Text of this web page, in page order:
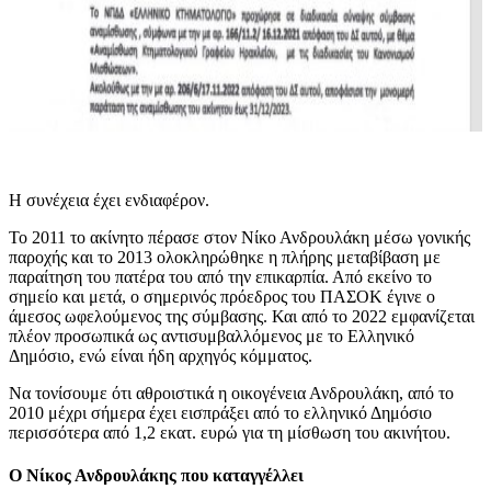
Η συνέχεια έχει ενδιαφέρον.
Το 2011 το ακίνητο πέρασε στον Νίκο Ανδρουλάκη μέσω γονικής
παροχής και το 2013 ολοκληρώθηκε η πλήρης μεταβίβαση με
παραίτηση του πατέρα του από την επικαρπία. Από εκείνο το
σημείο και μετά, ο σημερινός πρόεδρος του ΠΑΣΟΚ έγινε ο
άμεσος ωφελούμενος της σύμβασης. Και από το 2022 εμφανίζεται
πλέον προσωπικά ως αντισυμβαλλόμενος με το Ελληνικό
Δημόσιο, ενώ είναι ήδη αρχηγός κόμματος.
Να τονίσουμε ότι αθροιστικά η οικογένεια Ανδρουλάκη, από το
2010 μέχρι σήμερα έχει εισπράξει από το ελληνικό Δημόσιο
περισσότερα από 1,2 εκατ. ευρώ για τη μίσθωση του ακινήτου.
Ο Νίκος Ανδρουλάκης που καταγγέλλει